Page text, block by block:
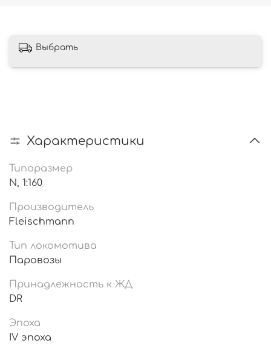
Выбрать
Характеристики
Типоразмер
N, 1:160
Производитель
Fleischmann
Тип локомотива
Паровозы
Принадлежность к ЖД
DR
Эпоха
IV эпоха